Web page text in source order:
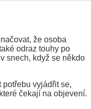
že osoba
odraz touhy po
snech, když se někdo
vyjádřit se,
čekají na objevení.